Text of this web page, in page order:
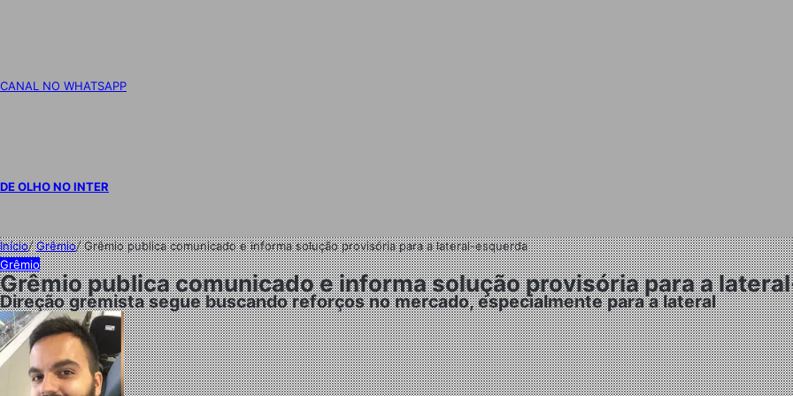
CANAL NO WHATSAPP
DE OLHO NO INTER
Início/Grêmio/Grêmio publica comunicado e informa solução provisória para a lateral-esquerda
Grêmio
Grêmio publica comunicado e informa solução provisória para a
Direção gremista segue buscando reforços no mercado, especialmente para a lateral